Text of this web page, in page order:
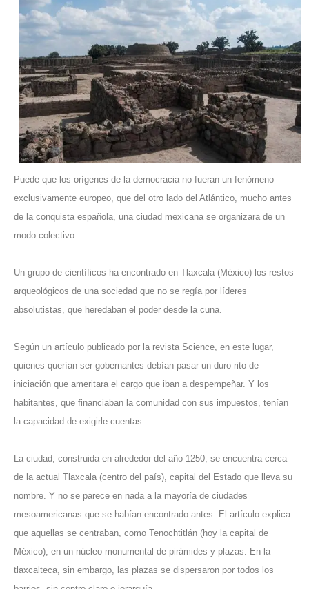
Puede que los orígenes de la democracia no fueran un fenómeno
exclusivamente europeo, que del otro lado del Atlántico, mucho antes
de la conquista española, una ciudad mexicana se organizara de un
modo colectivo.
Un grupo de científicos ha encontrado en Tlaxcala (México) los restos
arqueológicos de una sociedad que no se regía por líderes
absolutistas, que heredaban el poder desde la cuna.
Según un artículo publicado por la revista Science, en este lugar,
quienes querían ser gobernantes debían pasar un duro rito de
iniciación que ameritara el cargo que iban a despempeñar. Y los
habitantes, que financiaban la comunidad con sus impuestos, tenían
la capacidad de exigirle cuentas.
La ciudad, construida en alrededor del año 1250, se encuentra cerca
de la actual Tlaxcala (centro del país), capital del Estado que lleva su
nombre. Y no se parece en nada a la mayoría de ciudades
mesoamericanas que se habían encontrado antes. El artículo explica
que aquellas se centraban, como Tenochtitlán (hoy la capital de
México), en un núcleo monumental de pirámides y plazas. En la
tlaxcalteca, sin embargo, las plazas se dispersaron por todos los